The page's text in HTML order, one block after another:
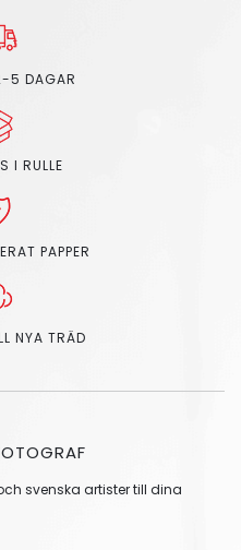
5 DAGAR
I RULLE
PAPPER
NYA TRÄD
svenska artister till dina